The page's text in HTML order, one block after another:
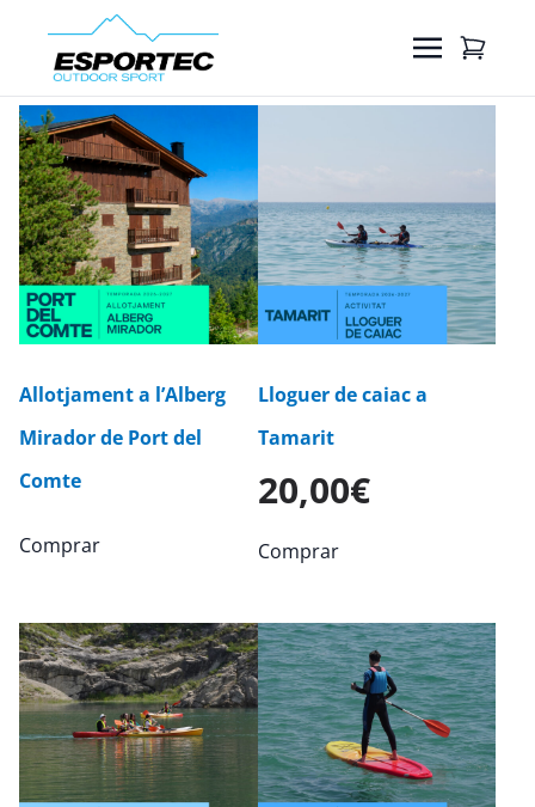
S'estan mostrant 15 resultats
Allotjament a l’Alberg
Mirador de Port del
Comte
Comprar
Lloguer de caiac a
Tamarit
20,00€
Comprar